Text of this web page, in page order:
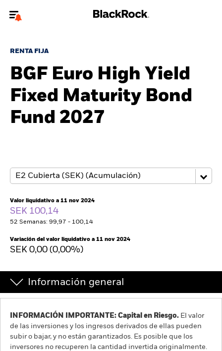
particulares.
relevante, por favor, actualiza
tu tipo de usuario.
Quiénes somos
Productos
Educación
Particulares
Change location
iShares
Aladdin
Nuestra compañía
RENTA FIJA
BGF Euro High Yield
Fixed Maturity Bond
Fund 2027
Valor liquidativo a 11 nov 2024
SEK 100,14
52 Semanas: 99,97 - 100,14
Variación del valor liquidativo a 11 nov 2024
SEK 0,00 (0,00%)
Información general
INFORMACIÓN IMPORTANTE: Capital en Riesgo. El valor
de las inversiones y los ingresos derivados de ellas pueden
subir o bajar, y no están garantizados. Es posible que los
inversores no recuperen la cantidad invertida originalmente.